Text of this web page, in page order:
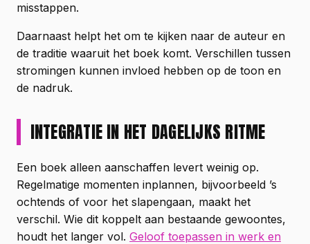
misstappen.
Daarnaast helpt het om te kijken naar de auteur en
de traditie waaruit het boek komt. Verschillen tussen
stromingen kunnen invloed hebben op de toon en
de nadruk.
INTEGRATIE IN HET DAGELIJKS RITME
Een boek alleen aanschaffen levert weinig op.
Regelmatige momenten inplannen, bijvoorbeeld ’s
ochtends of voor het slapengaan, maakt het
verschil. Wie dit koppelt aan bestaande gewoontes,
houdt het langer vol. Geloof toepassen in werk en